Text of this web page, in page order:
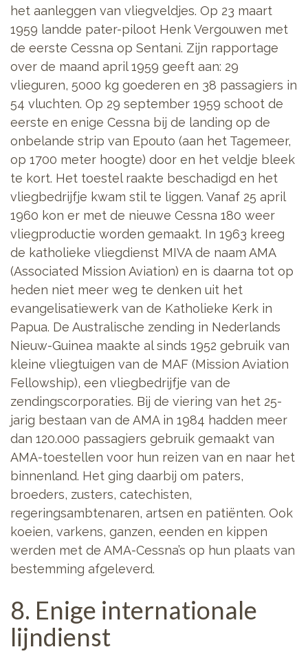
het aanleggen van vliegveldjes. Op 23 maart
1959 landde pater-piloot Henk Vergouwen met
de eerste Cessna op Sentani. Zijn rapportage
over de maand april 1959 geeft aan: 29
vlieguren, 5000 kg goederen en 38 passagiers in
54 vluchten. Op 29 september 1959 schoot de
eerste en enige Cessna bij de landing op de
onbelande strip van Epouto (aan het Tagemeer,
op 1700 meter hoogte) door en het veldje bleek
te kort. Het toestel raakte beschadigd en het
vliegbedrijfje kwam stil te liggen. Vanaf 25 april
1960 kon er met de nieuwe Cessna 180 weer
vliegproductie worden gemaakt. In 1963 kreeg
de katholieke vliegdienst MIVA de naam AMA
(Associated Mission Aviation) en is daarna tot op
heden niet meer weg te denken uit het
evangelisatiewerk van de Katholieke Kerk in
Papua. De Australische zending in Nederlands
Nieuw-Guinea maakte al sinds 1952 gebruik van
kleine vliegtuigen van de MAF (Mission Aviation
Fellowship), een vliegbedrijfje van de
zendingscorporaties. Bij de viering van het 25-
jarig bestaan van de AMA in 1984 hadden meer
dan 120.000 passagiers gebruik gemaakt van
AMA-toestellen voor hun reizen van en naar het
binnenland. Het ging daarbij om paters,
broeders, zusters, catechisten,
regeringsambtenaren, artsen en patiënten. Ook
koeien, varkens, ganzen, eenden en kippen
werden met de AMA-Cessna’s op hun plaats van
bestemming afgeleverd.
8. Enige internationale
lijndienst